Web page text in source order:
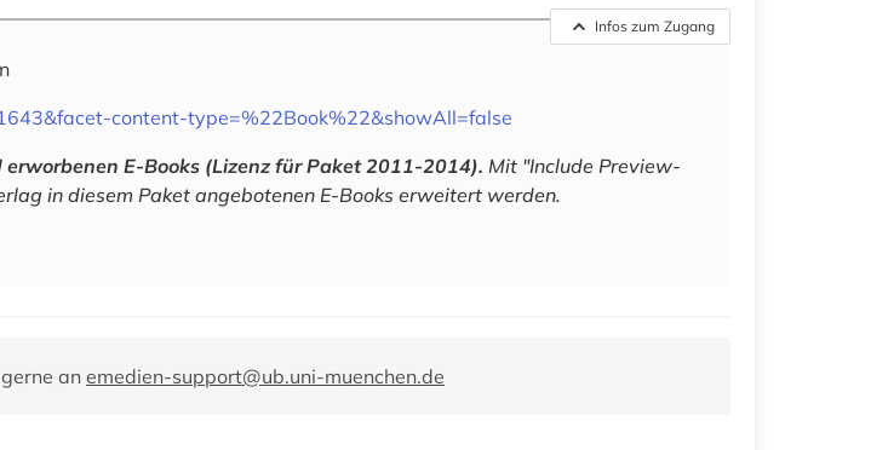
Infos zum Zugang
content-type=%22Book%22&showAll=false
E-Books (Lizenz für Paket 2011-2014). Mit "Include Preview-
in diesem Paket angebotenen E-Books erweitert werden.
an emedien-support@ub.uni-muenchen.de